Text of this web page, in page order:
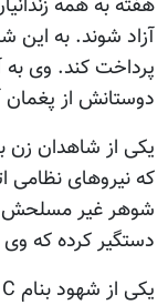
هفته به همه
پرداخت کند. وی به
دوستانش از پغمان
یکی از شاهدان زن
که نیروهای نظامی
شوهر غیر مسلحش
دستگیر کرده که